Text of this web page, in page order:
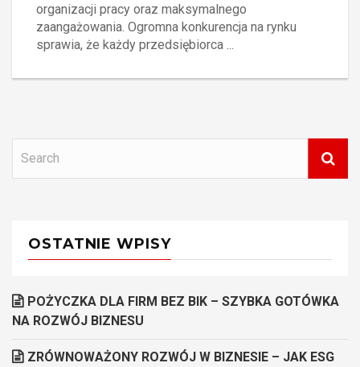
organizacji pracy oraz maksymalnego
zaangażowania. Ogromna konkurencja na rynku
sprawia, że każdy przedsiębiorca ...
OSTATNIE WPISY
POŻYCZKA DLA FIRM BEZ BIK – SZYBKA GOTÓWKA
NA ROZWÓJ BIZNESU
ZRÓWNOWAŻONY ROZWÓJ W BIZNESIE – JAK ESG